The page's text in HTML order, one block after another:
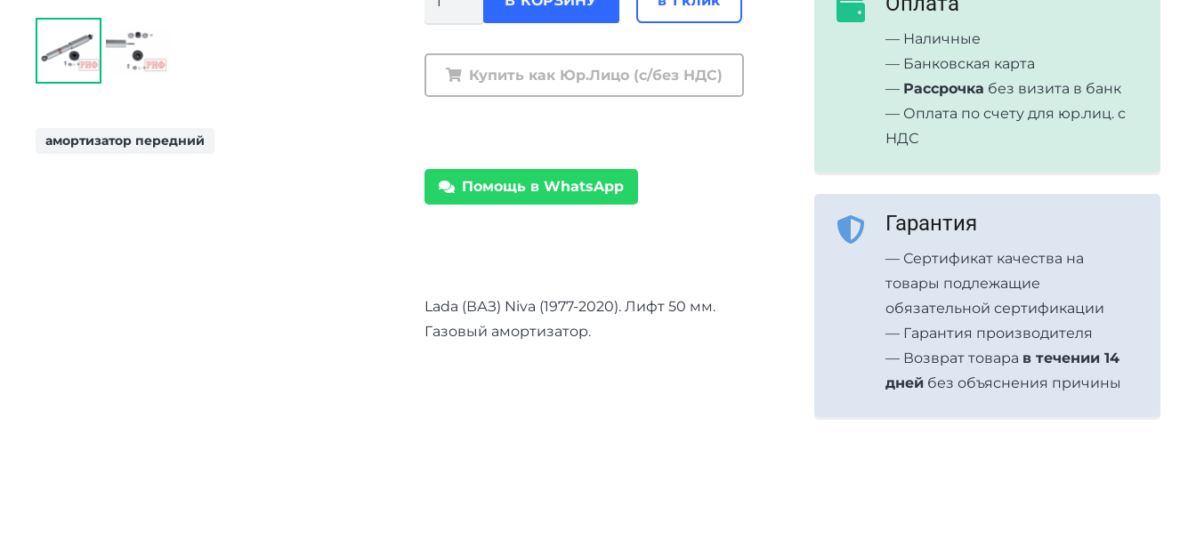
амортизатор передний
усиленный
21214М
Купить как Юр.Лицо (с/без НДС)
Помощь в WhatsApp
Lada (ВАЗ) Niva (1977-2020). Лифт 50 мм.
Газовый амортизатор.
— Наличные
— Банковская карта
— Рассрочка без визита в банк
— Оплата по счету для юр.лиц. с
НДС
Гарантия
— Сертификат качества на
товары подлежащие
обязательной сертификации
— Гарантия производителя
— Возврат товара в течении 14
дней без объяснения причины